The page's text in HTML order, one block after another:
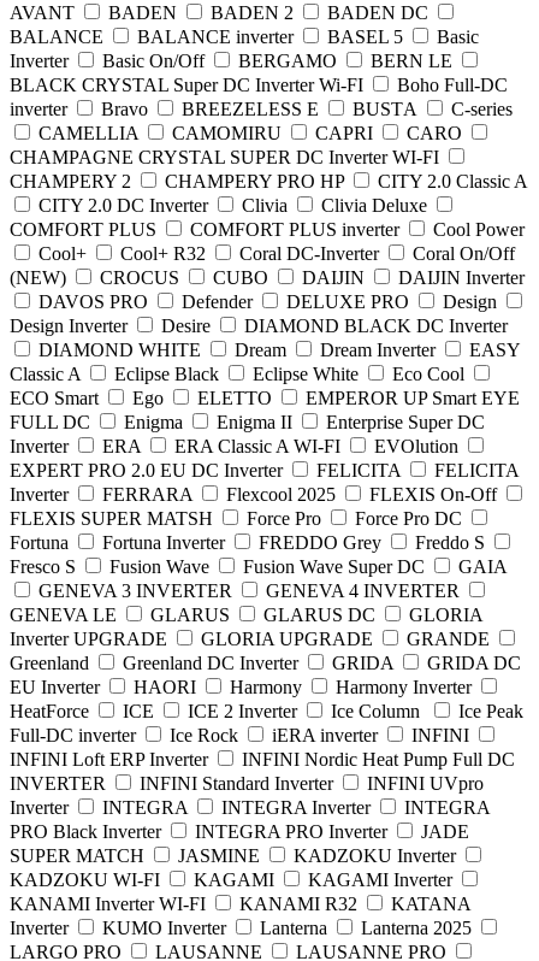
AVANT
BADEN BADEN 2
BADEN DC
BALANCE
BALANCE inverter BASEL 5
Basic
Inverter
Basic On/Off BERGAMO
BERN LE
BLACK CRYSTAL Super DC Inverter Wi-FI
Boho Full-DC
inverter
Bravo BREEZELESS E BUSTА
C-series
CAMELLIA
CAMOMIRU CAPRI
CARO
CHAMPAGNE CRYSTAL SUPER DC Inverter WI-FI
CHAMPERY 2
CHAMPERY PRO HP
CITY 2.0 Classic A
CITY 2.0 DC Inverter
Clivia
Clivia Deluxe
COMFORT PLUS
COMFORT PLUS inverter
Cool Power
Cool+
Cool+ R32 Coral DC-Inverter
Coral On/Off
(NEW)
CROCUS CUBO DAIJIN
DAIJIN Inverter
DAVOS PRO
Defender DELUXE PRO
Design
Design Inverter
Desire
DIAMOND BLACK DC Inverter
DIAMOND WHITE
Dream Dream Inverter
EASY
Classic A
Eclipse Black Eclipse White
Eco Cool
ECO Smart
Ego ELETTO
EMPEROR UP Smart EYE
FULL DC
Enigma Enigma II
Enterprise Super DC
Inverter
ERA ERA Classic A WI-FI
EVOlution
EXPERT PRO 2.0 EU DC Inverter
FELICITA
FELICITA
Inverter
FERRARA Flexcool 2025
FLEXIS On-Off
FLEXIS SUPER MATSH
Force Pro
Force Pro DC
Fortuna
Fortuna Inverter FREDDO Grey
Freddo S
Fresco S
Fusion Wave Fusion Wave Super DC
GAIA
GENEVA 3 INVERTER
GENEVA 4 INVERTER
GENEVA LE
GLARUS GLARUS DC
GLORIA
Inverter UPGRADE
GLORIA UPGRADE
GRANDE
Greenland
Greenland DС Inverter GRIDA
GRIDA DC
EU Inverter
HAORI Harmony
Harmony Inverter
HeatForce
ICE ICE 2 Inverter Ice Column
Ice Peak
Full-DC inverter
Ice Rock iERA inverter
INFINI
INFINI Loft ERP Inverter
INFINI Nordic Heat Pump Full DC
INVERTER
INFINI Standard Inverter
INFINI UVpro
Inverter
INTEGRA INTEGRA Inverter
INTEGRA
PRO Black Inverter
INTEGRA PRO Inverter
JADE
SUPER MATCH
JASMINE
KADZOKU Inverter
KADZOKU WI-FI
KAGAMI
KAGAMI Inverter
KANAMI Inverter WI-FI
KANAMI R32
KATANA
Inverter
KUMO Inverter Lanterna
Lanterna 2025
LARGO PRO
LAUSANNE LAUSANNE PRO